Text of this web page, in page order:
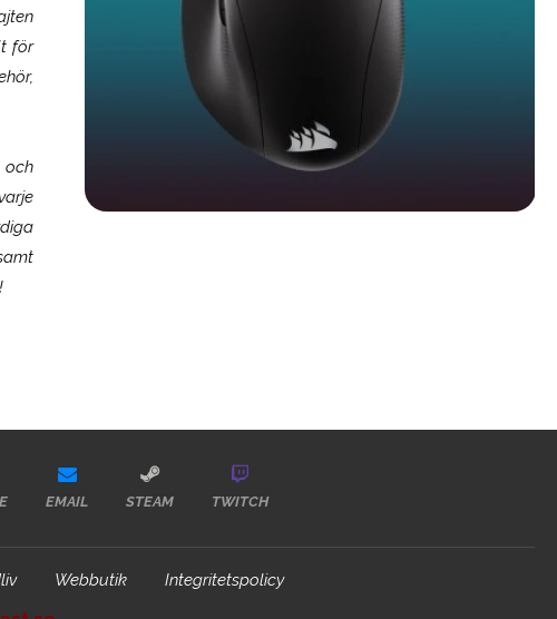
för
EMAIL STEAM TWITCH
Webbutik Integritetspolicy